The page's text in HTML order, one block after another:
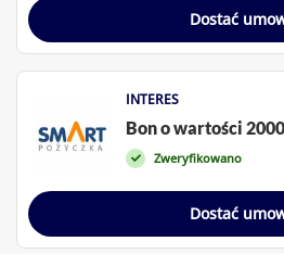
Dostać
INTERES
Bon o wartości
Zweryfikowano
Dostać